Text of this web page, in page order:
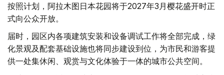
按照计划，阿拉木图日本花园将于2027年3月樱花盛开时正
式向公众开放。
届时，园区内各项建筑安装和设备调试工作将全部完成，绿
化景观及配套基础设施也将同步建设到位，为市民和游客提
供一处集休闲、观赏与文化体验于一体的城市公共空间。